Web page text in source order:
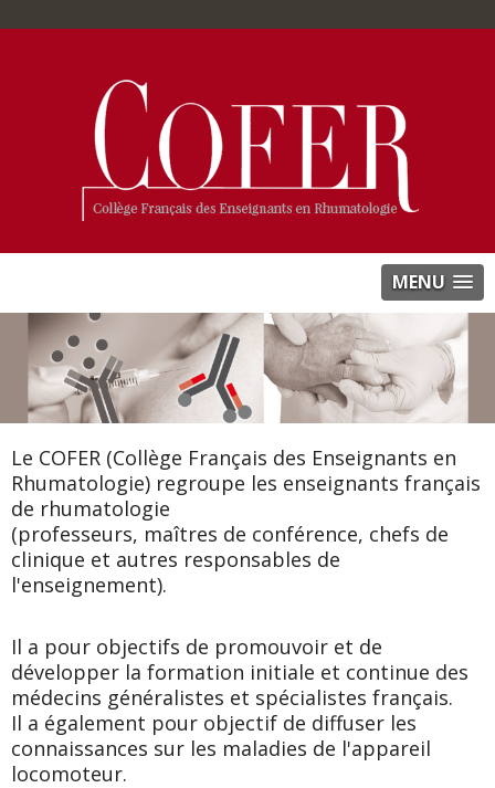
MENU
Le COFER (Collège Français des Enseignants en
Rhumatologie) regroupe les enseignants français
de rhumatologie
(professeurs, maîtres de conférence, chefs de
clinique et autres responsables de
l'enseignement).
Il a pour objectifs de promouvoir et de
développer la formation initiale et continue des
médecins généralistes et spécialistes français.
Il a également pour objectif de diffuser les
connaissances sur les maladies de l'appareil
locomoteur.